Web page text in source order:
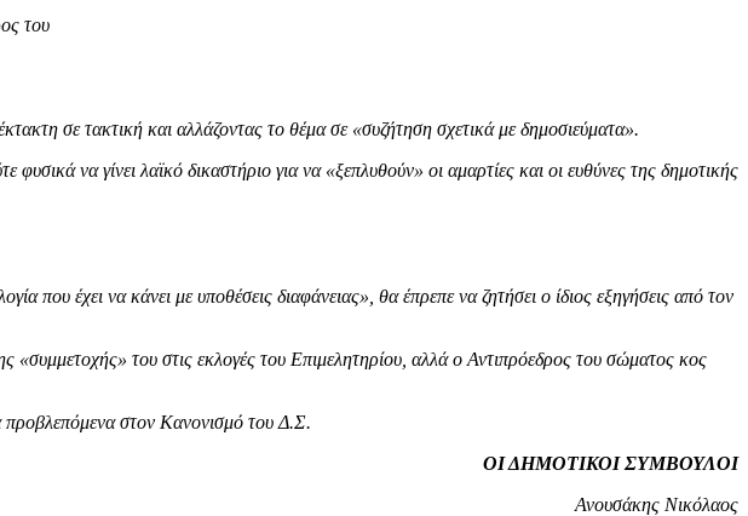
του
σε τακτική και αλλάζοντας το θέμα σε «συζήτηση σχετικά με δημοσιεύματα».
να γίνει λαϊκό δικαστήριο για να «ξεπλυθούν» οι αμαρτίες και οι ευθύνες της δημοτικής
που έχει να κάνει με υποθέσεις διαφάνειας», θα έπρεπε να ζητήσει ο ίδιος εξηγήσεις από τον
του στις εκλογές του Επιμελητηρίου, αλλά ο Αντιπρόεδρος του σώματος κος
προβλεπόμενα στον Κανονισμό του Δ.Σ.
ΟΙ ΔΗΜΟΤΙΚΟΙ ΣΥΜΒΟΥΛΟΙ
Ανουσάκης Νικόλαος